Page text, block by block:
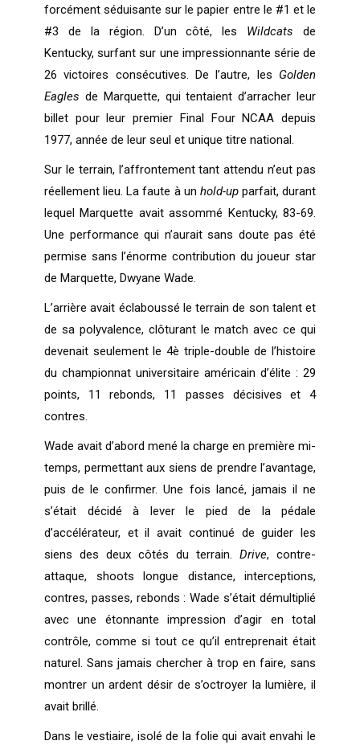
forcément séduisante sur le papier entre le #1 et le
#3 de la région. D’un côté, les Wildcats de
Kentucky, surfant sur une impressionnante série de
26 victoires consécutives. De l’autre, les Golden
Eagles de Marquette, qui tentaient d’arracher leur
billet pour leur premier Final Four NCAA depuis
1977, année de leur seul et unique titre national.
Sur le terrain, l’affrontement tant attendu n’eut pas
réellement lieu. La faute à un hold-up parfait, durant
lequel Marquette avait assommé Kentucky, 83-69.
Une performance qui n’aurait sans doute pas été
permise sans l’énorme contribution du joueur star
de Marquette, Dwyane Wade.
L’arrière avait éclaboussé le terrain de son talent et
de sa polyvalence, clôturant le match avec ce qui
devenait seulement le 4è triple-double de l’histoire
du championnat universitaire américain d’élite : 29
points, 11 rebonds, 11 passes décisives et 4
contres.
Wade avait d’abord mené la charge en première mi-
temps, permettant aux siens de prendre l’avantage,
puis de le confirmer. Une fois lancé, jamais il ne
s’était décidé à lever le pied de la pédale
d’accélérateur, et il avait continué de guider les
siens des deux côtés du terrain. Drive, contre-
attaque, shoots longue distance, interceptions,
contres, passes, rebonds : Wade s’était démultiplié
avec une étonnante impression d’agir en total
contrôle, comme si tout ce qu’il entreprenait était
naturel. Sans jamais chercher à trop en faire, sans
montrer un ardent désir de s’octroyer la lumière, il
avait brillé.
Dans le vestiaire, isolé de la folie qui avait envahi le